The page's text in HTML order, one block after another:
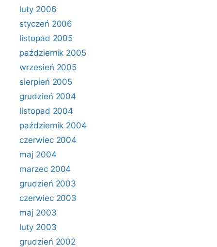
luty 2006
styczeń 2006
listopad 2005
październik 2005
wrzesień 2005
sierpień 2005
grudzień 2004
listopad 2004
październik 2004
czerwiec 2004
maj 2004
marzec 2004
grudzień 2003
czerwiec 2003
maj 2003
luty 2003
grudzień 2002